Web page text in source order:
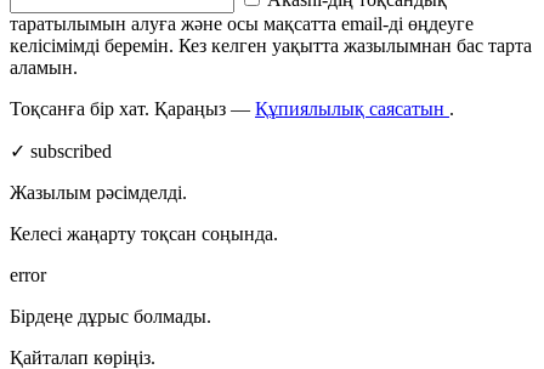
таратылымын алуға және осы мақсатта email-ді өңдеуге
келісімімді беремін. Кез келген уақытта жазылымнан бас тарта
аламын.
Тоқсанға бір хат. Қараңыз — Құпиялылық саясатын .
✓ subscribed
Жазылым рәсімделді.
Келесі жаңарту тоқсан соңында.
error
Бірдеңе дұрыс болмады.
Қайталап көріңіз.